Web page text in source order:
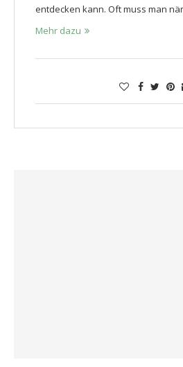
entdecken kann. Oft muss man
Mehr dazu